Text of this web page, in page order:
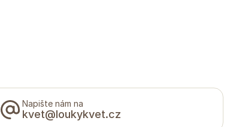
Napište nám na
kvet@loukykvet.cz